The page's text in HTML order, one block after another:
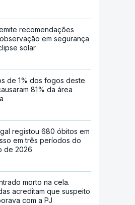
recomendações
em segurança
solar
de 1% dos fogos deste
81% da área
registou 680 óbitos em
em três períodos do
de 2026
morto na cela.
acreditam que suspeito
com a PJ